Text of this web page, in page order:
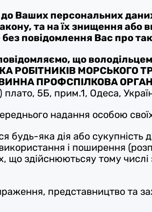
Ваших персональних
та на їх знищення або
повідомлення Вас про
, що
РОБІТНИКІВ МОРСЬКОГО
ПРОФСПІЛКОВА
плато, 5Б, прим.1, Одеса,
надання особою
будь-яка дія або сукупність
і поширення
здійснюютьсяу тому
представництво та